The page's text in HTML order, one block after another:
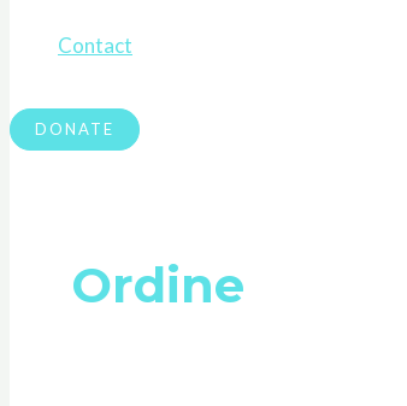
Contact
DONATE
Ordine